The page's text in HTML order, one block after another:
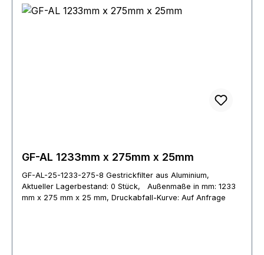
GF-AL 1233mm x 275mm x 25mm
GF-AL-25-1233-275-8 Gestrickfilter aus Aluminium,
Aktueller Lagerbestand: 0 Stück, Außenmaße in mm: 1233
mm x 275 mm x 25 mm, Druckabfall-Kurve: Auf Anfrage